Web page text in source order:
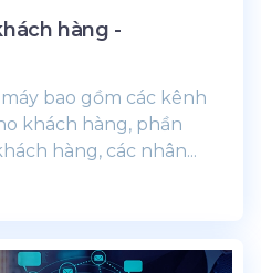
hàng -
bao gồm các kênh
khách hàng, phần
hàng, các nhân...